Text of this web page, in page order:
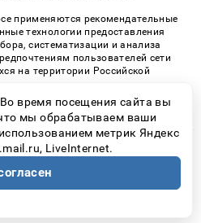
применяются рекомендательные
технологии предоставления
систематизации и анализа
пользователей сети
на территории Российской
рекомендательных
обменной сети
«СМИ2» (PDF)
| Все права защищены
сайта 16+
время посещения сайта вы
мы обрабатываем ваши
метрик Яндекс
LiveInternet.